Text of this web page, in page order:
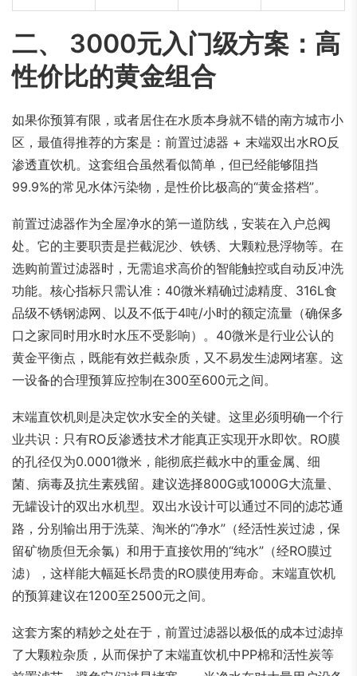
二、 3000元入门级方案：高
性价比的黄金组合
如果你预算有限，或者居住在水质本身就不错的南方城市小
区，最值得推荐的方案是：前置过滤器 + 末端双出水RO反
渗透直饮机。这套组合虽然看似简单，但已经能够阻挡
99.9%的常见水体污染物，是性价比极高的“黄金搭档”。
前置过滤器作为全屋净水的第一道防线，安装在入户总阀
处。它的主要职责是拦截泥沙、铁锈、大颗粒悬浮物等。在
选购前置过滤器时，无需追求高价的智能触控或自动反冲洗
功能。核心指标只需认准：40微米精确过滤精度、316L食
品级不锈钢滤网、以及不低于4吨/小时的额定流量（确保多
口之家同时用水时水压不受影响）。40微米是行业公认的
黄金平衡点，既能有效拦截杂质，又不易发生滤网堵塞。这
一设备的合理预算应控制在300至600元之间。
末端直饮机则是决定饮水安全的关键。这里必须明确一个行
业共识：只有RO反渗透技术才能真正实现开水即饮。RO膜
的孔径仅为0.0001微米，能彻底拦截水中的重金属、细
菌、病毒及抗生素残留。建议选择800G或1000G大流量、
无罐设计的双出水机型。双出水设计可以通过不同的滤芯通
路，分别输出用于洗菜、淘米的“净水”（经活性炭过滤，保
留矿物质但无余氯）和用于直接饮用的“纯水”（经RO膜过
滤），这样能大幅延长昂贵的RO膜使用寿命。末端直饮机
的预算建议在1200至2500元之间。
这套方案的精妙之处在于，前置过滤器以极低的成本过滤掉
了大颗粒杂质，从而保护了末端直饮机中PP棉和活性炭等